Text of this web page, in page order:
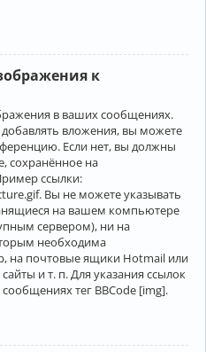
к
в ваших сообщениях.
вложения, вы можете
Если нет, вы должны
сохранённое на
ссылки:
Вы не можете указывать
на вашем компьютере
сервером), ни на
необходима
на почтовые ящики Hotmail или
и т. п. Для указания ссылок
тег BBCode [img].